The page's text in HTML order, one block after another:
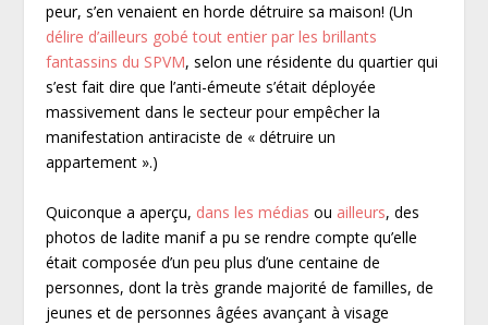
peur, s’en venaient en horde détruire sa maison! (Un
délire d’ailleurs gobé tout entier par les brillants
fantassins du SPVM, selon une résidente du quartier qui
s’est fait dire que l’anti-émeute s’était déployée
massivement dans le secteur pour empêcher la
manifestation antiraciste de « détruire un
appartement ».)
Quiconque a aperçu, dans les médias ou ailleurs, des
photos de ladite manif a pu se rendre compte qu’elle
était composée d’un peu plus d’une centaine de
personnes, dont la très grande majorité de familles, de
jeunes et de personnes âgées avançant à visage